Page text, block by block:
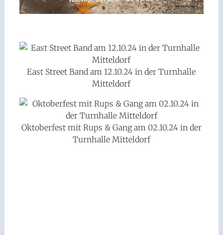
East Street Band am 12.10.24 in der Turnhalle
Mitteldorf
Oktoberfest mit Rups & Gang am 02.10.24 in der
Turnhalle Mitteldorf